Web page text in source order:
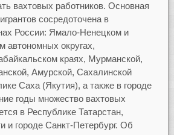
вахтовых работников. Основная
сосредоточена в
России: Ямало-Ненецком и
автономных округах,
краях, Мурманской,
Амурской, Сахалинской
Саха (Якутия), а также в городе
годы множество вахтовых
в Республике Татарстан,
и городе Санкт-Петербург. Об